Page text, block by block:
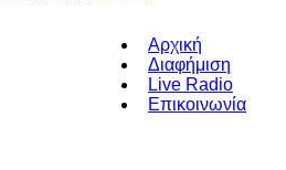
Αρχική
Διαφήμιση
Live Radio
Επικοινωνία